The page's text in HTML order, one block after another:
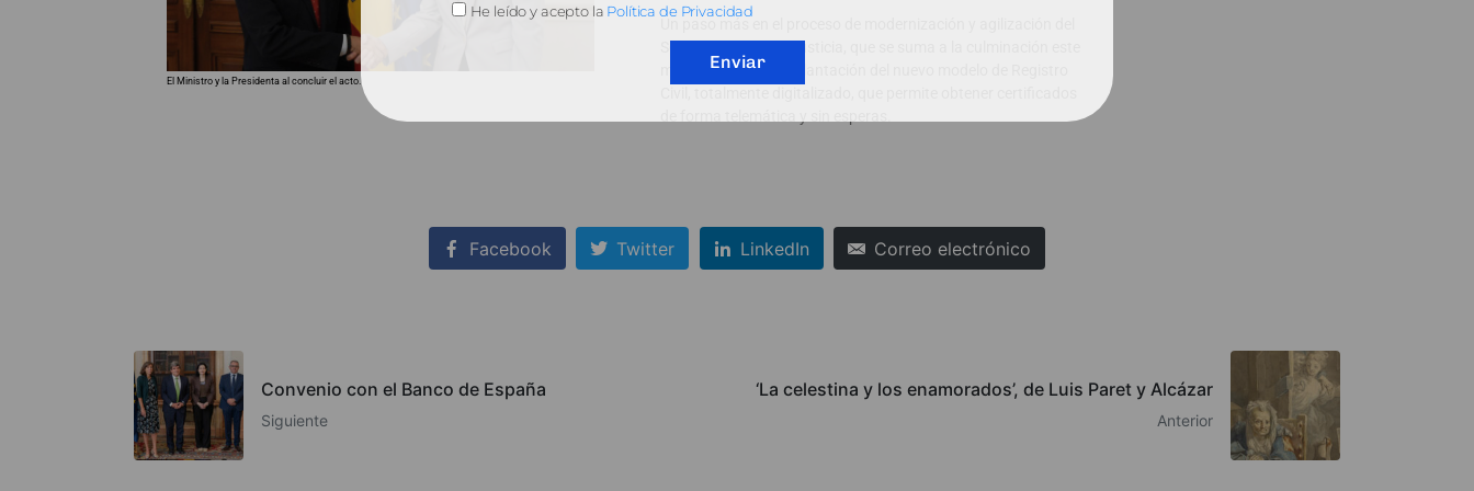
El Ministro y la Presidenta al concluir el acto.
mes de julio de la implantación del nuevo modelo de Registro
Facebook Twitter LinkedIn Correo electrónico
Convenio con el Banco de España
Siguiente
‘La celestina y los enamorados’, de Luis Paret y Alcázar
Anterior
He leído y acepto la Política de Privacidad
Enviar